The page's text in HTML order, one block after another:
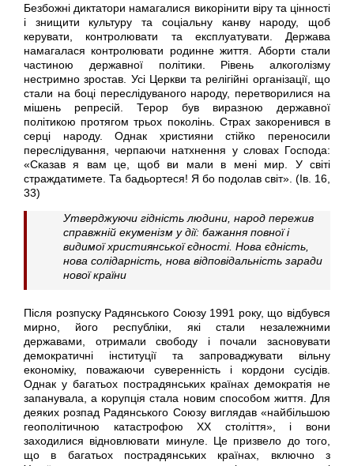
Безбожні диктатори намагалися викорінити віру та цінності
і знищити культуру та соціальну канву народу, щоб
керувати, контролювати та експлуатувати. Держава
намагалася контролювати родинне життя. Аборти стали
частиною державної політики. Рівень алкоголізму
нестримно зростав. Усі Церкви та релігійні організації, що
стали на боці переслідуваного народу, перетворилися на
мішень репресій. Терор був виразною державної
політикою протягом трьох поколінь. Страх закоренився в
серці народу. Однак християни стійко переносили
переслідування, черпаючи натхнення у словах Господа:
«Сказав я вам це, щоб ви мали в мені мир. У світі
страждатимете. Та бадьортеся! Я бо подолав світ». (Ів. 16,
33)
Утверджуючи гідність людини, народ пережив
справжній екуменізм у дії: бажання повної і
видимої християнської єдності. Нова єдність,
нова солідарність, нова відповідальність заради
нової країни
Після розпуску Радянського Союзу 1991 року, що відбувся
мирно, його республіки, які стали незалежними
державами, отримали свободу і почали засновувати
демократичні інституції та запроваджувати вільну
економіку, поважаючи суверенність і кордони сусідів.
Однак у багатьох пострадянських країнах демократія не
запанувала, а корупція стала новим способом життя. Для
деяких розпад Радянського Союзу виглядав «найбільшою
геополітичною катастрофою ХХ століття», і вони
заходилися відновлювати минуле. Це призвело до того,
що в багатьох пострадянських країнах, включно з